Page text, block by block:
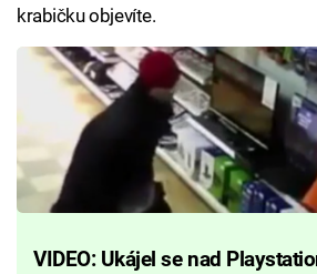
krabičku objevíte.
VIDEO: Ukájel se nad